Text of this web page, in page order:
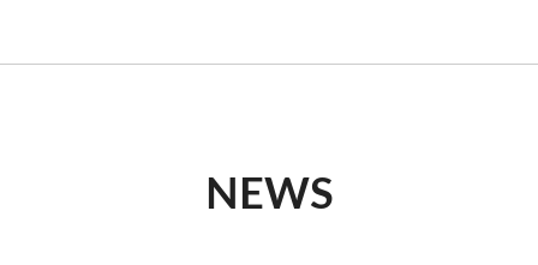
NEWS